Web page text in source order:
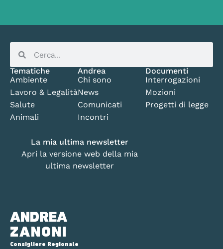
ANDREA
ZANONI
Consigliere Regionale
Tematiche
Ambiente
Lavoro & Legalità
Salute
Animali
Andrea
Chi sono
News
Comunicati
Incontri
Documenti
Interrogazioni
Mozioni
Progetti di legge
La mia ultima newsletter
Apri la versione web della mia
ultima newsletter